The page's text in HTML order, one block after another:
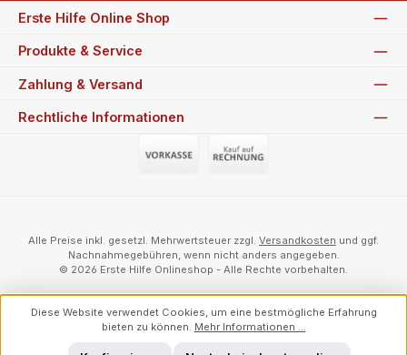
Erste Hilfe Online Shop
Produkte & Service
Zahlung & Versand
Rechtliche Informationen
Alle Preise inkl. gesetzl. Mehrwertsteuer zzgl. Versandkosten und ggf.
Nachnahmegebühren, wenn nicht anders angegeben.
© 2026 Erste Hilfe Onlineshop - Alle Rechte vorbehalten.
Diese Website verwendet Cookies, um eine bestmögliche Erfahrung
bieten zu können. Mehr Informationen ...